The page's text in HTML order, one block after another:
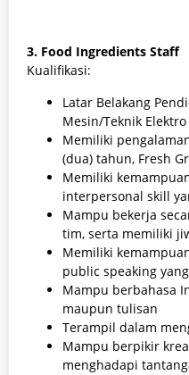
3. Food Ingredients Staff
Kualifikasi:
Latar Belakang
Mesin/Teknik Elektro
Memiliki
(dua) tahun, Fresh
Memiliki
interpersonal skill
Mampu bekerja
tim, serta memiliki
Memiliki
public speaking
Mampu berbahasa
maupun tulisan
Terampil dalam
Mampu berpikir
menghadapi